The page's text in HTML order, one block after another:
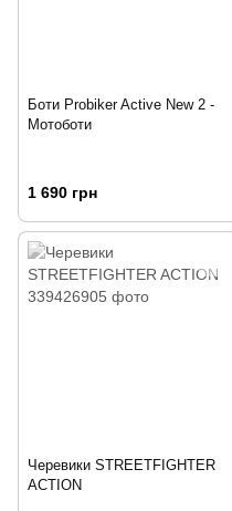
Боти Probiker Active New 2 -
Мотоботи
1 690 грн
Черевики STREETFIGHTER
ACTION